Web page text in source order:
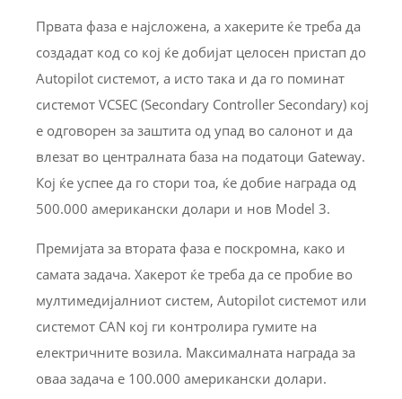
Првата фаза е најсложена, а хакерите ќе треба да
создадат код со кој ќе добијат целосен пристап до
Autopilot системот, а исто така и да го поминат
системот VCSEC (Secondary Controller Secondary) кој
е одговорен за заштита од упад во салонот и да
влезат во централната база на податоци Gateway.
Кој ќе успее да го стори тоа, ќе добие награда од
500.000 американски долари и нов Model 3.
Премијата за втората фаза е поскромна, како и
самата задача. Хакерот ќе треба да се пробие во
мултимедијалниот систем, Autopilot системот или
системот CAN кој ги контролира гумите на
електричните возила. Максималната награда за
оваа задача е 100.000 американски долари.